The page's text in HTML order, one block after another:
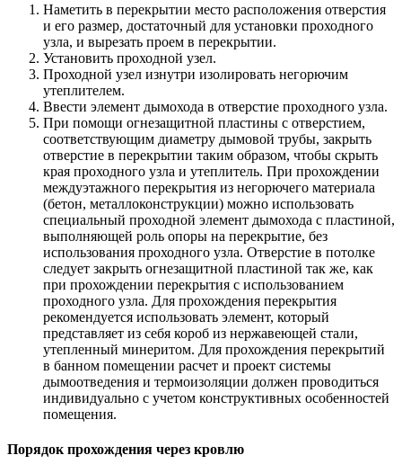
Наметить в перекрытии место расположения отверстия
и его размер, достаточный для установки проходного
узла, и вырезать проем в перекрытии.
Установить проходной узел.
Проходной узел изнутри изолировать негорючим
утеплителем.
Ввести элемент дымохода в отверстие проходного узла.
При помощи огнезащитной пластины с отверстием,
соответствующим диаметру дымовой трубы, закрыть
отверстие в перекрытии таким образом, чтобы скрыть
края проходного узла и утеплитель. При прохождении
междуэтажного перекрытия из негорючего материала
(бетон, металлоконструкции) можно использовать
специальный проходной элемент дымохода с пластиной,
выполняющей роль опоры на перекрытие, без
использования проходного узла. Отверстие в потолке
следует закрыть огнезащитной пластиной так же, как
при прохождении перекрытия с использованием
проходного узла. Для прохождения перекрытия
рекомендуется использовать элемент, который
представляет из себя короб из нержавеющей стали,
утепленный минеритом. Для прохождения перекрытий
в банном помещении расчет и проект системы
дымоотведения и термоизоляции должен проводиться
индивидуально с учетом конструктивных особенностей
помещения.
Порядок прохождения через кровлю